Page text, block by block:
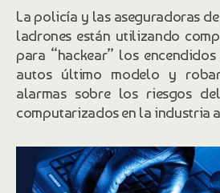
La policía y las aseguradoras
ladrones están utilizando
para “hackear” los
autos último modelo y
alarmas sobre los riesgos
computarizados en la industria